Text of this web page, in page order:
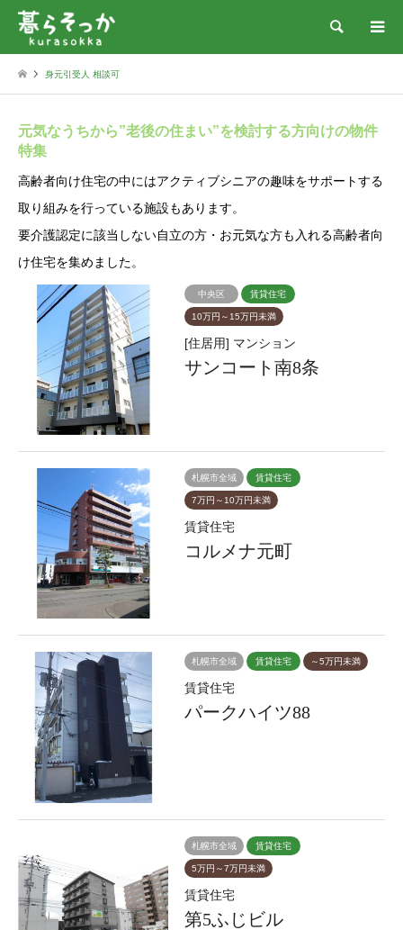
検索
身元引受人 相談可
元気なうちから”老後の住まい”を検討する方向けの物件
特集
高齢者向け住宅の中にはアクティブシニアの趣味をサポートする
取り組みを行っている施設もあります。
要介護認定に該当しない自立の方・お元気な方も入れる高齢者向
け住宅を集めました。
中央区 賃貸住宅
10万円～15万円未満
[住居用] マンション
サンコート南8条
札幌市全域 賃貸住宅
7万円～10万円未満
賃貸住宅
コルメナ元町
札幌市全域 賃貸住宅 ～5万円未満
賃貸住宅
パークハイツ88
札幌市全域 賃貸住宅
5万円～7万円未満
賃貸住宅
第5ふじビル